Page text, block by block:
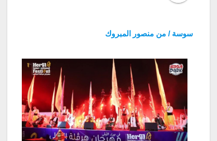
سوسة / من منصور المبروك